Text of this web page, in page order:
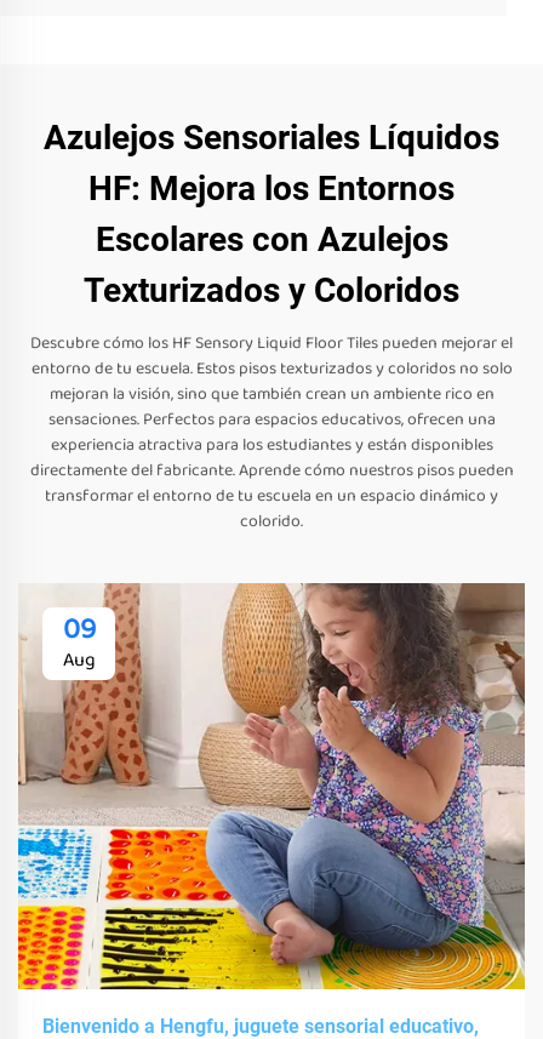
Azulejos Sensoriales Líquidos
HF: Mejora los Entornos
Escolares con Azulejos
Texturizados y Coloridos
Descubre cómo los HF Sensory Liquid Floor Tiles pueden mejorar el
entorno de tu escuela. Estos pisos texturizados y coloridos no solo
mejoran la visión, sino que también crean un ambiente rico en
sensaciones. Perfectos para espacios educativos, ofrecen una
experiencia atractiva para los estudiantes y están disponibles
directamente del fabricante. Aprende cómo nuestros pisos pueden
transformar el entorno de tu escuela en un espacio dinámico y
colorido.
09
Aug
Bienvenido a Hengfu, juguete sensorial educativo,